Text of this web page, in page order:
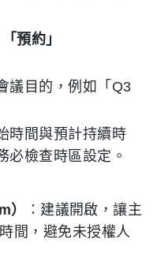
「預約」
議目的，例如「Q3
時間與預計持續時
必檢查時區設定。
）
：建議開啟，讓主
間，避免未授權人